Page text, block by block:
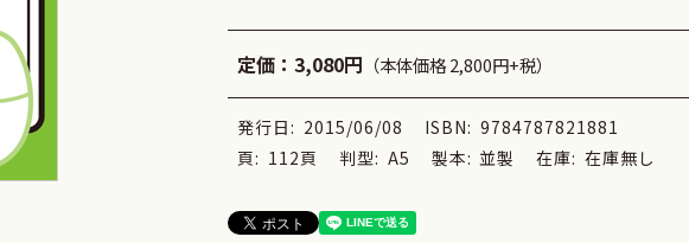
定価：3,080円 （本体価格 2,800円+税）
発行日: 2015/06/08 ISBN: 9784787821881
頁: 112頁 判型: A5 製本: 並製 在庫: 在庫無し